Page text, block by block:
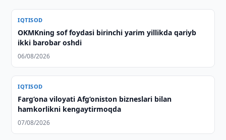
IQTISOD
OKMKning sof foydasi birinchi yarim yillikda qariyb
ikki barobar oshdi
06/08/2026
IQTISOD
Farg‘ona viloyati Afg‘oniston bizneslari bilan
hamkorlikni kengaytirmoqda
07/08/2026